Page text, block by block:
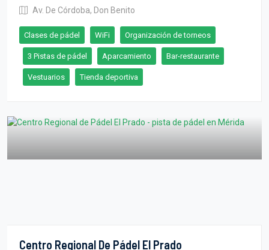
Av. De Córdoba, Don Benito
Clases de pádel WiFi Organización de torneos
3 Pistas de pádel Aparcamiento Bar-restaurante
Vestuarios Tienda deportiva
Centro Regional De Pádel El Prado